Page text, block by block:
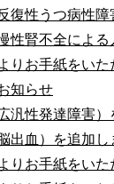
復性うつ病性障
性腎不全による
りお手紙をいた
知らせ
汎性発達障害）
出血）を追加し
りお手紙をいた